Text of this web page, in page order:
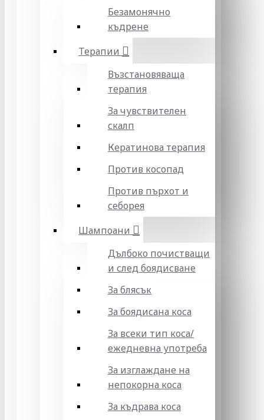
Безамонячно
къдрене
Терапии
Възстановяваща
терапия
За чувствителен
скалп
Кератинова терапия
Против косопад
Против пърхот и
себорея
Шампоани
Дълбоко почистващи
и след боядисване
За блясък
За боядисана коса
За всеки тип коса/
ежедневна употреба
За изглаждане на
непокорна коса
За къдрава коса